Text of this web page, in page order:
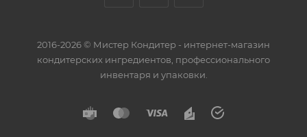
2016-2026 © Мистер Кондитер - интернет-магазин
кондитерских ингредиентов, профессионального
инвентаря и упаковки.